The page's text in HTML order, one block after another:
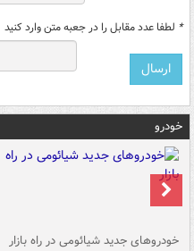
* لطفا عدد مقابل را در جعبه متن وارد کنید
خودرو
خودروهای جدید شیائومی در راه بازار